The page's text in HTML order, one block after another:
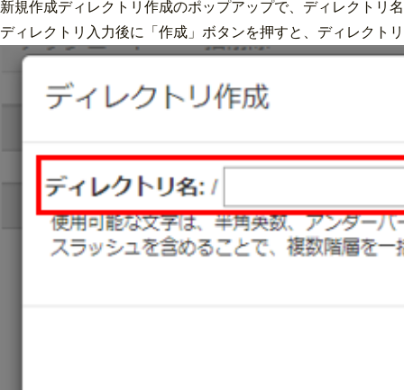
新規作成ディレクトリ作成のポップアップで、ディレクトリ
ディレクトリ入力後に「作成」ボタンを押すと、ディレクト